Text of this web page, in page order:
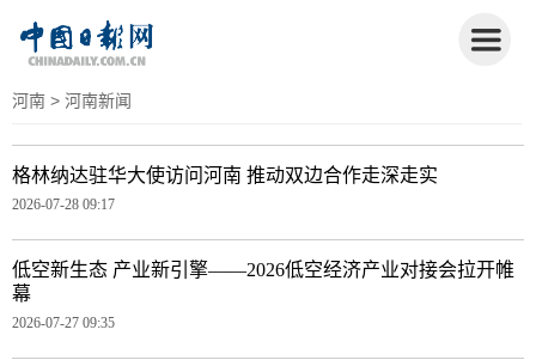
河南 > 河南新闻
格林纳达驻华大使访问河南 推动双边合作走深走实
2026-07-28 09:17
低空新生态 产业新引擎——2026低空经济产业对接会拉开帷
幕
2026-07-27 09:35